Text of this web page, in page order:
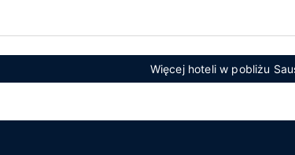
Więcej hoteli w pobliżu